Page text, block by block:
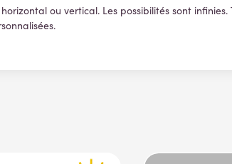
ou vertical. Les possibilités sont